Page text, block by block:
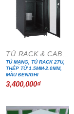
TỦ MẠNG, TỦ RACK 27U,
THÉP TỪ 1.5MM-2.0MM,
MÀU ĐEN/GHI
3,400,000₫